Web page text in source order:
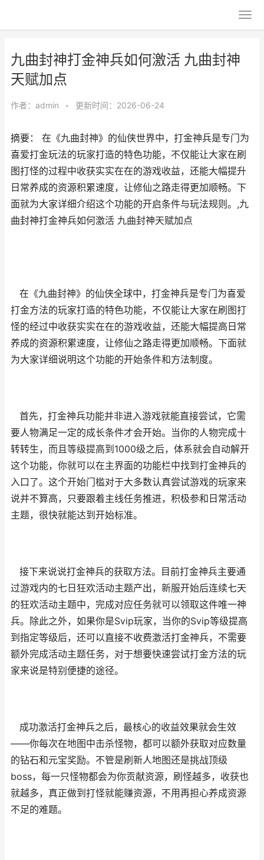
九曲封神打金神兵如何激活 九曲封神
天赋加点
作者： admin • 更新时间：2026-06-24
摘要： 在《九曲封神》的仙侠世界中，打金神兵是专门为
喜爱打金玩法的玩家打造的特色功能，不仅能让大家在刷
图打怪的过程中收获实实在在的游戏收益，还能大幅提升
日常养成的资源积累速度，让修仙之路走得更加顺畅。下
面就为大家详细介绍这个功能的开启条件与玩法规则。​,九
曲封神打金神兵如何激活 九曲封神天赋加点
在《九曲封神》的仙侠全球中，打金神兵是专门为喜爱
打金方法的玩家打造的特色功能，不仅能让大家在刷图打
怪的经过中收获实实在在的游戏收益，还能大幅提高日常
养成的资源积累速度，让修仙之路走得更加顺畅。下面就
为大家详细说明这个功能的开始条件和方法制度。
首先，打金神兵功能并非进入游戏就能直接尝试，它需
要人物满足一定的成长条件才会开始。当你的人物完成十
转转生，而且等级提高到1000级之后，体系就会自动解开
这个功能，你就可以在主界面的功能栏中找到打金神兵的
入口了。这个开始门槛对于大多数认真尝试游戏的玩家来
说并不算高，只要跟着主线任务推进，积极参和日常活动
主题，很快就能达到开始标准。
接下来说说打金神兵的获取方法。目前打金神兵主要通
过游戏内的七日狂欢活动主题产出，新服开始后连续七天
的狂欢活动主题中，完成对应任务就可以领取这件唯一神
兵。除此之外，如果你是Svip玩家，当你的Svip等级提高
到指定等级后，还可以直接不收费激活打金神兵，不需要
额外完成活动主题任务，对于想要快速尝试打金方法的玩
家来说是特别便捷的途径。
成功激活打金神兵之后，最核心的收益效果就会生效
——你每次在地图中击杀怪物，都可以额外获取对应数量
的钻石和元宝奖励。不管是刷新人地图还是挑战顶级
boss，每一只怪物都会为你贡献资源，刷怪越多，收获也
就越多，真正做到打怪就能赚资源，不用再担心养成资源
不足的难题。